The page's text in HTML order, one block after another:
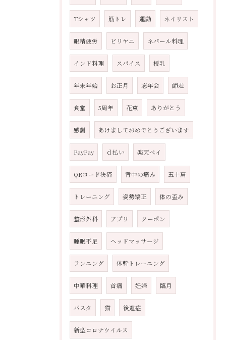
Tシャツ 筋トレ 運動 ネイリスト
眼精疲労 ビリヤニ ネパール料理
インド料理 スパイス 授乳
年末年始 お正月 忘年会 師走
食堂 5周年 花束 ありがとう
感謝 あけましておめでとうございます
PayPay ｄ払い 楽天ペイ
QRコード決済 背中の痛み 五十肩
トレーニング 姿勢矯正 体の歪み
整形外科 アプリ クーポン
睡眠不足 ヘッドマッサージ
ランニング 体幹トレーニング
中華料理 首痛 妊婦 臨月
パスタ 猫 後遺症
新型コロナウイルス